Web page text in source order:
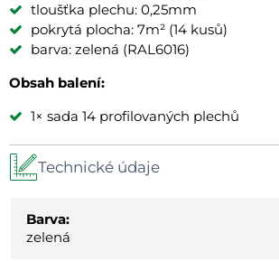
tloušťka plechu: 0,25mm
pokrytá plocha: 7m² (14 kusů)
barva: zelená (RAL6016)
Obsah balení:
1× sada 14 profilovaných plechů
Technické údaje
Barva:
zelená